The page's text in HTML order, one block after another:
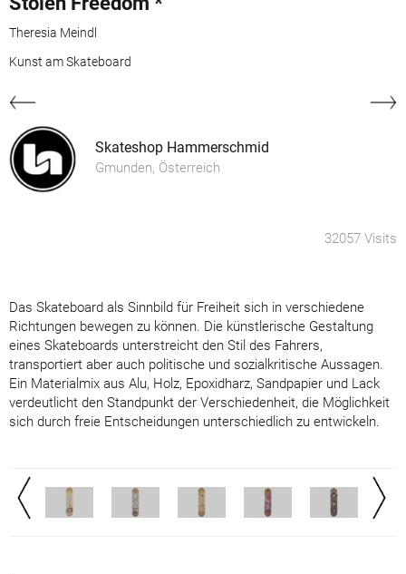
Theresia Meindl
Kunst am Skateboard
Skateshop Hammerschmid
Gmunden, Österreich
32057 Visits
Das Skateboard als Sinnbild für Freiheit sich in verschiedene
Richtungen bewegen zu können. Die künstlerische Gestaltung
eines Skateboards unterstreicht den Stil des Fahrers,
transportiert aber auch politische und sozialkritische Aussagen.
Ein Materialmix aus Alu, Holz, Epoxidharz, Sandpapier und Lack
verdeutlicht den Standpunkt der Verschiedenheit, die Möglichkeit
sich durch freie Entscheidungen unterschiedlich zu entwickeln.